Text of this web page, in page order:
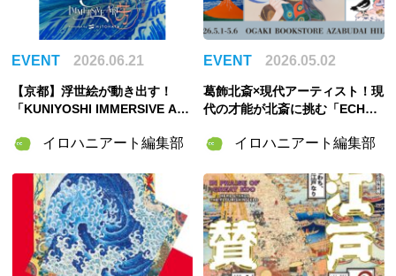
EVENT 2026.06.21
【京都】浮世絵が動き出す！
「KUNIYOSHI IMMERSIVE AR
京都市京セラ美術館で開催
イロハニアート編集部
EVENT 2026.05.02
葛飾北斎×現代アーティスト！現
代の才能が北斎に挑む「ECHOE
2〜」開催イロハニアート編集部